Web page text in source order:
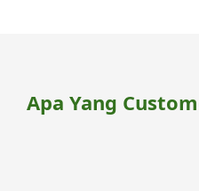
Apa Yang